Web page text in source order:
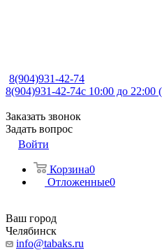
8(904)931-42-74
8(904)931-42-74с 10:00 до 22:00
Заказать звонок
Задать вопрос
Войти
Корзина0
Отложенные0
Ваш город
Челябинск
info@tabaks.ru